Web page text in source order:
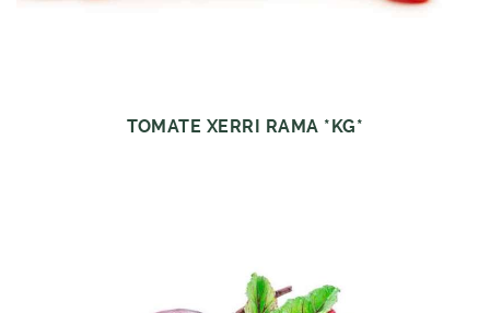
TOMATE XERRI RAMA *KG*